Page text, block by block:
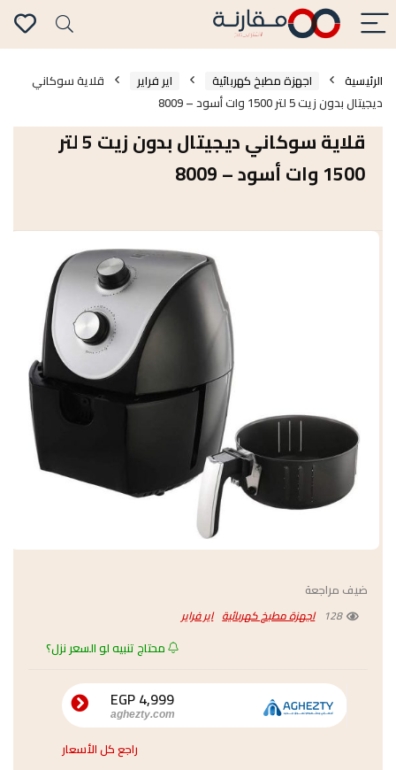
الرئيسية اجهزة مطبخ كهربائية اير فراير
قلاية سوكاني
ديجيتال بدون زيت 5 لتر 1500 وات أسود – 8009
قلاية سوكاني ديجيتال بدون زيت 5 لتر
1500 وات أسود – 8009
ضيف مراجعة
128 اجهزة مطبخ كهربائية اير فراير
محتاج تنبيه لو السعر نزل؟
4,999 EGP
aghezty.com
راجع كل الأسعار